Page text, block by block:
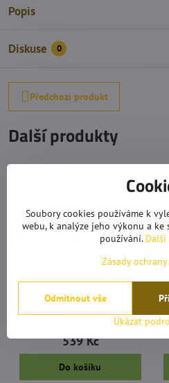
Popis
Diskuse 0
Předchozí produkt
Další produkty
Mačeta 21 cm Stocker
539 Kč
Do košíku
Soubory cookies používáme k
webu, k analýze jeho výkonu a
používání.
Zásady
Ukázat
Odmítnout vše